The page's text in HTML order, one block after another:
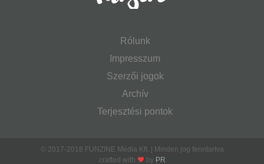
Rólunk
Impresszum
Szerzői jogok
Archív
Terjesztési pontok
© 2017-2018 FUNZINE Média Kft. | Minden jog fenntartva
crafted with
by PR